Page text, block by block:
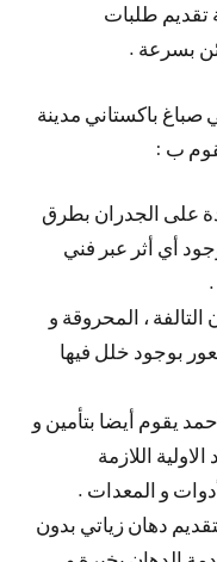
تقديم طلبات
بسرعة .
صباغ باكستاني مدينة
ب :
على الجدران بطرق
أي أثر عبر فني
، المحروقة و
بوجود خلل فيها
يقوم أيضا بتأمين و
اللازمة
و المعدات .
دهان زياتي بدون